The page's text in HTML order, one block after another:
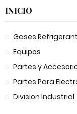
INICIO
Gases
Equipos
Partes y
Partes Para
Division Industrial